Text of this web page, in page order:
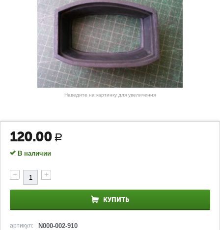
Наведите на картинку для увеличения
120.00 Р
В наличии
+
−
КУПИТЬ
артикул: N000-002-910